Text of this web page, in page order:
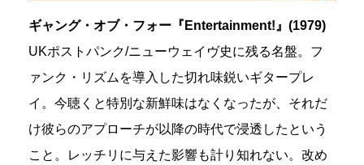
ギャング・オブ・フォー『Entertainment!』(1979)
UKポストパンク/ニューウェイヴ史に残る名盤。フ
ァンク・リズムを導入した切れ味鋭いギタープレ
イ。今聴くと特別な新鮮味はなくなったが、それだ
け彼らのアプローチが以降の時代で浸透したという
こと。レッチリに与えた影響も計り知れない。改め